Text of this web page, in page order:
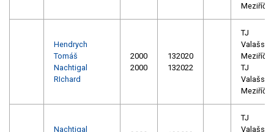
Meziříčí
Hendrych
Tomáš
Nachtigal
RIchard
2000
2000
132020
132022
TJ
Valašské
Meziříčí
TJ
Valašské
Meziříčí
Nachtigal
TJ
Valašské